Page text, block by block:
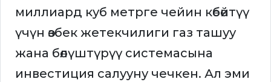
миллиард куб метрге чейин көбөйтүү
үчүн өзбек жетекчилиги газ ташуу
жана бөлүштүрүү системасына
инвестиция салууну чечкен. Ал эми